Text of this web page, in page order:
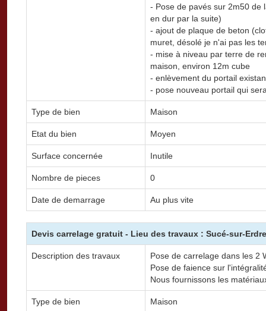
- Pose de pavés sur 2m50 de
en dur par la suite)
- ajout de plaque de beton
muret, désolé je n'ai pas les
- mise à niveau par terre de
maison, environ 12m cube
- enlèvement du portail
- pose nouveau portail qui
Type de bien Maison
Etat du bien Moyen
Surface concernée Inutile
Nombre de pieces 0
Date de demarrage Au plus vite
Devis carrelage gratuit - Lieu des travaux : Sucé-sur-Erdre
Description des travaux
Pose de carrelage dans les 2
Pose de faience sur
Nous fournissons les
Type de bien Maison